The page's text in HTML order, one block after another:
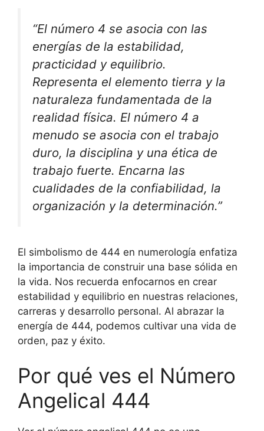
“El número 4 se asocia con las
energías de la estabilidad,
practicidad y equilibrio.
Representa el elemento tierra y la
naturaleza fundamentada de la
realidad física. El número 4 a
menudo se asocia con el trabajo
duro, la disciplina y una ética de
trabajo fuerte. Encarna las
cualidades de la confiabilidad, la
organización y la determinación.”
El simbolismo de 444 en numerología enfatiza
la importancia de construir una base sólida en
la vida. Nos recuerda enfocarnos en crear
estabilidad y equilibrio en nuestras relaciones,
carreras y desarrollo personal. Al abrazar la
energía de 444, podemos cultivar una vida de
orden, paz y éxito.
Por qué ves el Número
Angelical 444